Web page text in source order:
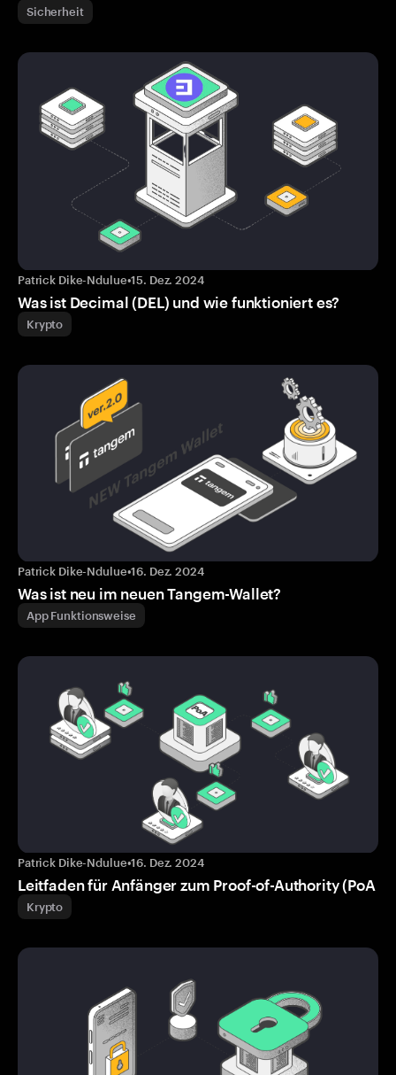
Sicherheit
Patrick Dike-Ndulue•15. Dez. 2024
Was ist Decimal (DEL) und wie funktioniert es?
Krypto
Patrick Dike-Ndulue•16. Dez. 2024
Was ist neu im neuen Tangem-Wallet?
App Funktionsweise
Patrick Dike-Ndulue•16. Dez. 2024
Leitfaden für Anfänger zum Proof-of-Authority (PoA
Krypto